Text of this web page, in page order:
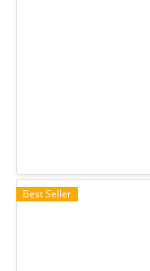
Best Seller